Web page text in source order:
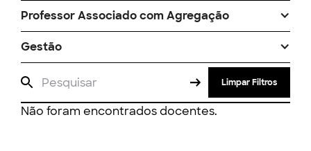
Professor Associado com Agregação
Gestão
Limpar Filtros
Não foram encontrados docentes.